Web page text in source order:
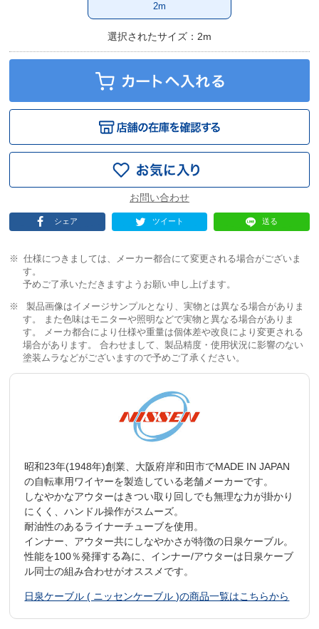
2m
選択されたサイズ：2m
シェア ツイート 送る
仕様につきましては、メーカー都合にて変更される場合がございま
す。
予めご了承いただきますようお願い申し上げます。
製品画像はイメージサンプルとなり、実物とは異なる場合がありま
す。 また色味はモニターや照明などで実物と異なる場合がありま
す。 メーカ都合により仕様や重量は個体差や改良により変更される
場合があります。 合わせまして、製品精度・使用状況に影響のない
塗装ムラなどがございますので予めご了承ください。
昭和23年(1948年)創業、大阪府岸和田市でMADE IN JAPAN
の自転車用ワイヤーを製造している老舗メーカーです。
しなやかなアウターはきつい取り回しでも無理な力が掛かり
にくく、ハンドル操作がスムーズ。
耐油性のあるライナーチューブを使用。
インナー、アウター共にしなやかさが特徴の日泉ケーブル。
性能を100％発揮する為に、インナー/アウターは日泉ケーブ
ル同士の組み合わせがオススメです。
日泉ケーブル ( ニッセンケーブル )の商品一覧はこちらから